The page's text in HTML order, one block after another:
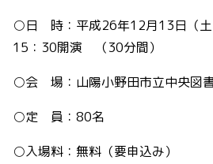
○日 時：平成26年12月13日（
15：30開演 （30分間）
○会 場：山陽小野田市立中央図
○定 員：80名
○入場料：無料（要申込み）